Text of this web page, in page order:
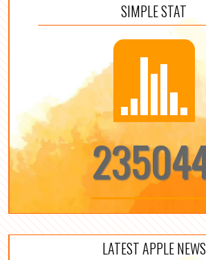
SIMPLE STAT
LATEST APPLE NEWS